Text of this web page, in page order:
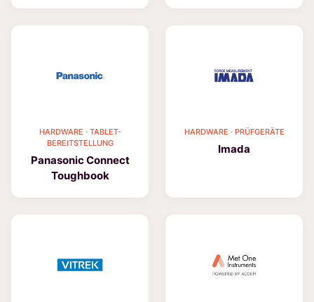
HARDWARE · TABLET-
BEREITSTELLUNG
Panasonic Connect
Toughbook
HARDWARE · PRÜFGERÄTE
Imada